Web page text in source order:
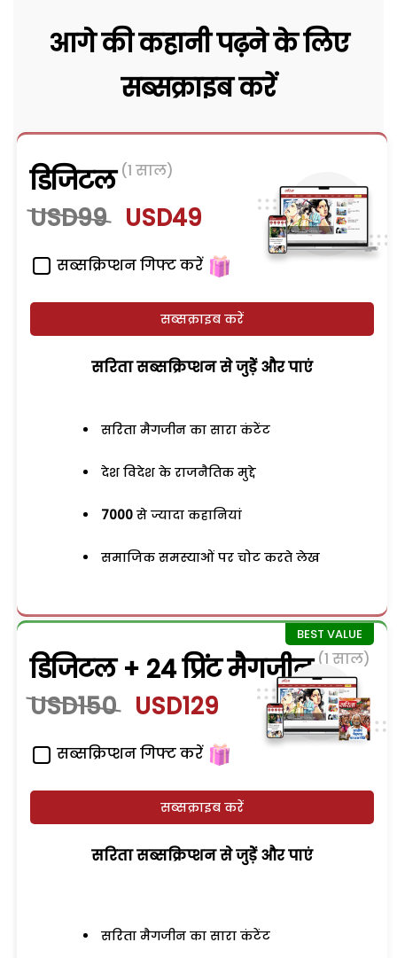
आगे की कहानी पढ़ने के लिए
सब्सक्राइब करें
डिजिटल (1 साल)
USD99 USD49
सब्सक्रिप्शन गिफ्ट करें
सब्सक्राइब करें
सरिता सब्सक्रिप्शन से जुड़ेें और पाएं
सरिता मैगजीन का सारा कंटेंट
देश विदेश के राजनैतिक मुद्दे
7000 से ज्यादा कहानियां
समाजिक समस्याओं पर चोट करते लेख
डिजिटल + 24 प्रिंट मैगजीन (1 साल)
USD150 USD129
सब्सक्रिप्शन गिफ्ट करें
सब्सक्राइब करें
सरिता सब्सक्रिप्शन से जुड़ेें और पाएं
सरिता मैगजीन का सारा कंटेंट